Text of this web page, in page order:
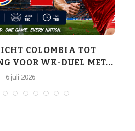
COLOMBIA TOT
VOOR WK-DUEL MET...
6 juli 2026